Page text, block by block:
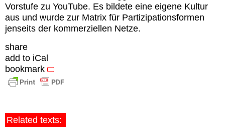
Vorstufe zu YouTube. Es bildete eine eigene Kultur
aus und wurde zur Matrix für Partizipationsformen
jenseits der kommerziellen Netze.
share
add to iCal
bookmark
Related texts: